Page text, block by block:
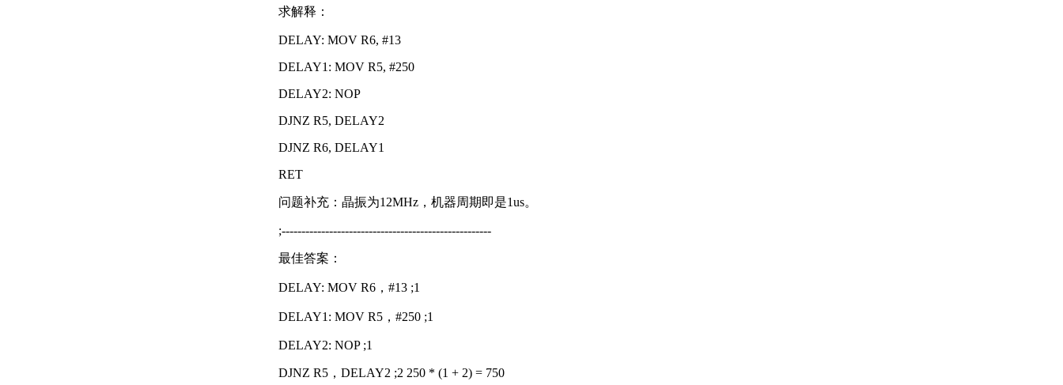
求解释：
DELAY: MOV R6, #13
DELAY1: MOV R5, #250
DELAY2: NOP
DJNZ R5, DELAY2
DJNZ R6, DELAY1
RET
问题补充：晶振为12MHz，机器周期即是1us。
;-----------------------------------------------------
最佳答案：
DELAY: MOV R6，#13 ;1
DELAY1: MOV R5，#250 ;1
DELAY2: NOP ;1
DJNZ R5，DELAY2 ;2 250 * (1 + 2) = 750